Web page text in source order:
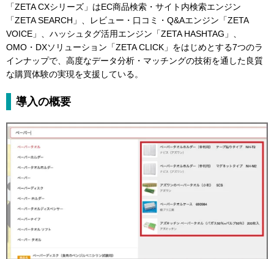
「ZETA CXシリーズ」はEC商品検索・サイト内検索エンジン
「ZETA SEARCH」、レビュー・口コミ・Q&Aエンジン「ZETA
VOICE」、ハッシュタグ活用エンジン「ZETA HASHTAG」、
OMO・DXソリューション「ZETA CLICK」をはじめとする7つのラ
インナップで、高度なデータ分析・マッチングの技術を通した良質
な購買体験の実現を支援している。
導入の概要